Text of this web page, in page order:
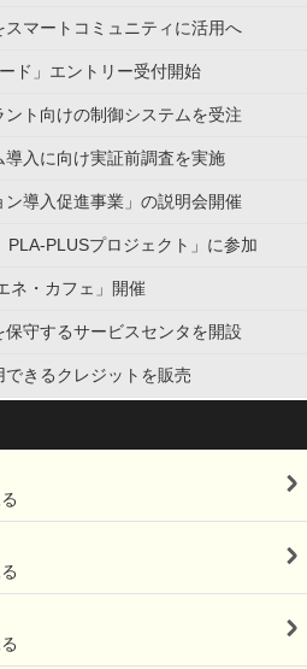
マートコミュニティに活用へ
ド」エントリー受付開始
ト向けの制御システムを受注
入に向け実証前調査を実施
導入促進事業」の説明会開催
PLUSプロジェクト」に参加
ネ・カフェ」開催
守するサービスセンタを開設
きるクレジットを販売